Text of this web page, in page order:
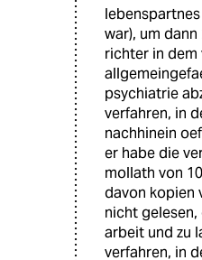
war), um
richter in dem
psychiatrie
verfahren, in
nachhinein
er habe die
mollath von
davon kopien
nicht gelesen,
arbeit und zu
verfahren, in